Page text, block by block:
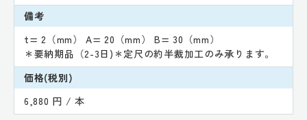
備考
t= 2（mm） A= 20（mm） B= 30（mm）
＊要納期品（2-3日)＊定尺の約半裁加工のみ承ります。
価格(税別)
6,880 円 / 本